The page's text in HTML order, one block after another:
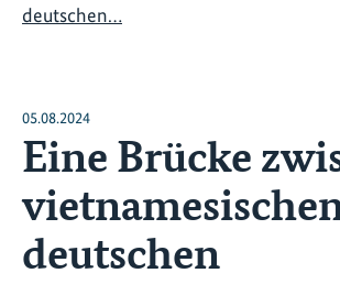
deutschen…
05.08.2024
Eine Brücke
deutschen